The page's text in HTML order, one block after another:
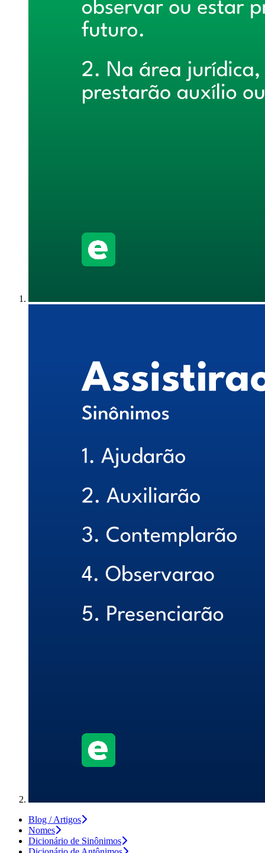
Blog / Artigos
Nomes
Dicionário de Sinônimos